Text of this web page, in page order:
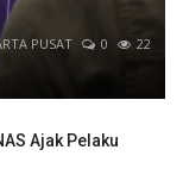
PUSAT 0
22
Ajak Pelaku